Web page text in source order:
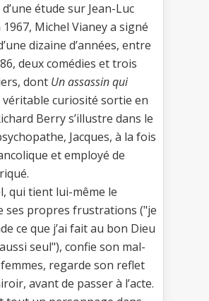
étude sur Jean-Luc
Michel Vianey a signé
dizaine d’années, entre
deux comédies et trois
dont Un assassin qui
véritable curiosité sortie en
Berry s’illustre dans le
Jacques, à la fois
et employé de
qui tient lui-même le
ses propres frustrations ("je
ce que j’ai fait au bon Dieu
seul"), confie son mal-
regarde son reflet
avant de passer à l’acte.